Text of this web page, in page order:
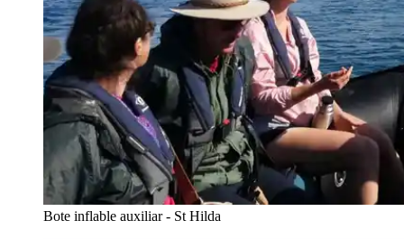
Bote inflable auxiliar - St Hilda